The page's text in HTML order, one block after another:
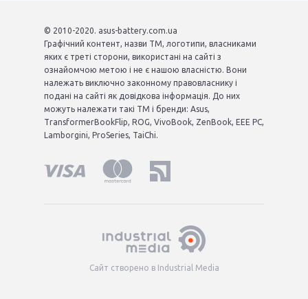
© 2010-2020. asus-battery.com.ua
Графічний контент, назви ТМ, логотипи, власниками
яких є треті сторони, використані на сайті з
ознайомчою метою і не є нашою власністю. Вони
належать виключно законному правовласнику і
подані на сайті як довідкова інформація. До них
можуть належати такі ТМ і бренди: Asus,
TransformerBookFlip, ROG, VivoBook, ZenBook, EEE PC,
Lamborgini, ProSeries, TaiChi.
Сайт створено в Industrial Media